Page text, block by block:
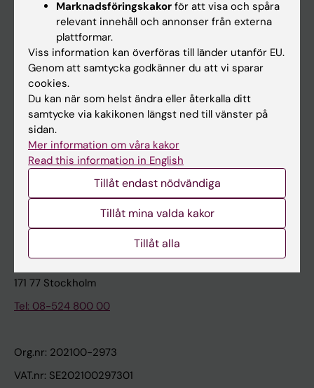
Medarbetare
Medarbetarportalen
Kontakta och besök KI
Universitetsbiblioteket
Stöd forskning och utbildning
Karolinska Institutet Innovation
Kontakta presstjänsten
Karolinska Institutet
171 77 Stockholm
Tel: 08-524 800 00
Org.nr: 202100-2973
VAT.nr: SE202100297301
Marknadsföringskakor för att visa och spåra
relevant innehåll och annonser från externa
plattformar.
Viss information kan överföras till länder utanför EU.
Genom att samtycka godkänner du att vi sparar
cookies.
Du kan när som helst ändra eller återkalla ditt
samtycke via kakikonen längst ned till vänster på
sidan.
Mer information om våra kakor
Read this information in English
Tillåt endast nödvändiga
Tillåt mina valda kakor
Tillåt alla